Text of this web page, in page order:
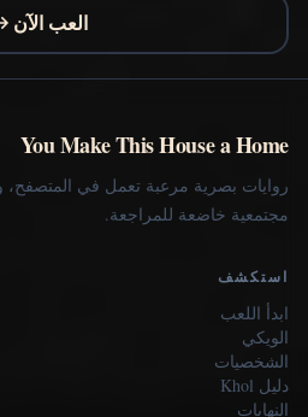
العب الآن
You Make This House a Home
روايات بصرية مرعبة تعمل في المتصفح،
مجتمعية خاضعة للمراجعة.
استكشف
ابدأ اللعب
الويكي
الشخصيات
دليل Khol
النهايات